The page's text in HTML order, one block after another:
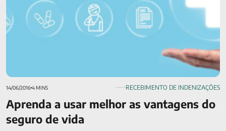
14/06/20164 MINS RECEBIMENTO DE INDENIZAÇÕES
Aprenda a usar melhor as vantagens do
seguro de vida